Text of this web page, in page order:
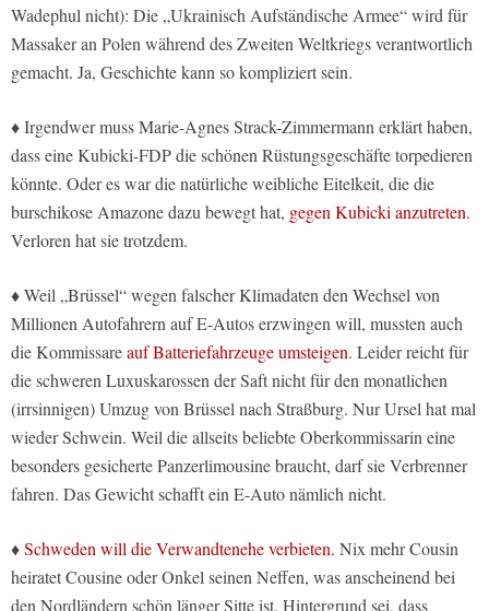
Wadephul nicht): Die „Ukrainisch Aufständische Armee“ wird für
Massaker an Polen während des Zweiten Weltkriegs verantwortlich
gemacht. Ja, Geschichte kann so kompliziert sein.
♦ Irgendwer muss Marie-Agnes Strack-Zimmermann erklärt haben,
dass eine Kubicki-FDP die schönen Rüstungsgeschäfte torpedieren
könnte. Oder es war die natürliche weibliche Eitelkeit, die die
burschikose Amazone dazu bewegt hat, gegen Kubicki anzutreten.
Verloren hat sie trotzdem.
♦ Weil „Brüssel“ wegen falscher Klimadaten den Wechsel von
Millionen Autofahrern auf E-Autos erzwingen will, mussten auch
die Kommissareauf Batteriefahrzeuge umsteigen. Leider reicht für
die schweren Luxuskarossen der Saft nicht für den monatlichen
(irrsinnigen) Umzug von Brüssel nach Straßburg. Nur Ursel hat mal
wieder Schwein. Weil die allseits beliebte Oberkommissarin eine
besonders gesicherte Panzerlimousine braucht, darf sie Verbrenner
fahren. Das Gewicht schafft ein E-Auto nämlich nicht.
♦Schweden will die Verwandtenehe verbieten. Nix mehr Cousin
heiratet Cousine oder Onkel seinen Neffen, was anscheinend bei
den Nordländern schön länger Sitte ist. Hintergrund sei, dass